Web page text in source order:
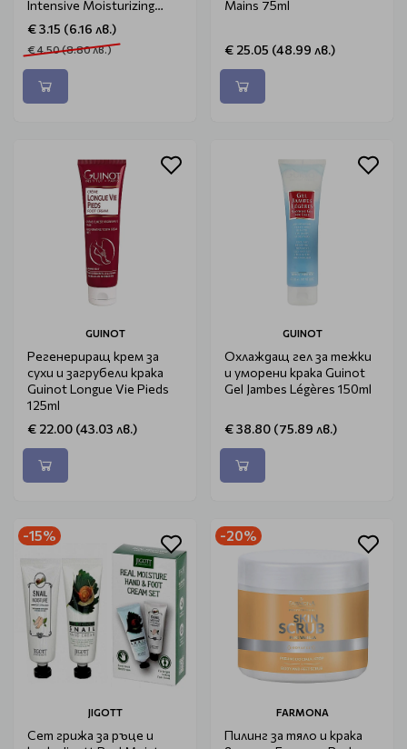
Intensive Moisturizing
Hand Cream 50ml
€ 3.15 (6.16 лв.)
€ 4.50 (8.80 лв.)
Mains 75ml
€ 25.05 (48.99 лв.)
GUINOT
Регенериращ крем за
сухи и загрубели крака
Guinot Longue Vie Pieds
125ml
€ 22.00 (43.03 лв.)
GUINOT
Охлаждащ гел за тежки
и уморени крака Guinot
Gel Jambes Légères 150ml
€ 38.80 (75.89 лв.)
-15%
JIGOTT
Сет грижа за ръце и
-20%
FARMONA
Пилинг за тяло и крака